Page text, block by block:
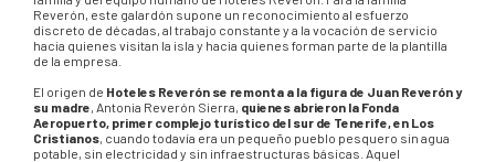
Reverón, este galardón supone un reconocimiento al esfuerzo
discreto de décadas, al trabajo constante y a la vocación de servicio
hacia quienes visitan la isla y hacia quienes forman parte de la plantilla
de la empresa.
El origen de Hoteles Reverón se remonta a la figura de Juan Reverón y
su madre, Antonia Reverón Sierra, quienes abrieron la Fonda
Aeropuerto, primer complejo turístico del sur de Tenerife, en Los
Cristianos, cuando todavía era un pequeño pueblo pesquero sin agua
potable, sin electricidad y sin infraestructuras básicas. Aquel